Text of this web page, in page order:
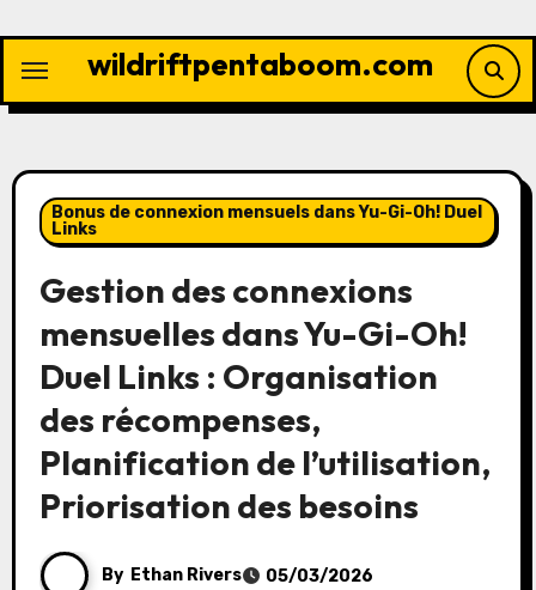
content
wildriftpentaboom.com
Bonus de connexion mensuels dans Yu-Gi-Oh! Duel
Links
Gestion des connexions
mensuelles dans Yu-Gi-Oh!
Duel Links : Organisation
des récompenses,
Planification de l’utilisation,
Priorisation des besoins
By Ethan Rivers 05/03/2026